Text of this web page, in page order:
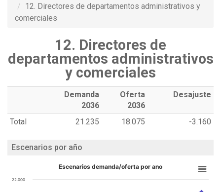
12. Directores de departamentos administrativos y
comerciales
12. Directores de
departamentos administrativos
y comerciales
Demanda
2036
Oferta
2036
Desajuste
Total 21.235 18.075 -3.160
Escenarios por año
Escenarios demanda/oferta por ano
22.000